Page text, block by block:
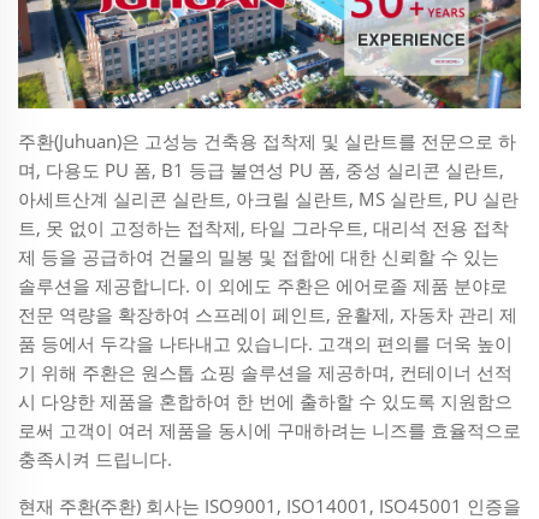
주환(Juhuan)은 고성능 건축용 접착제 및 실란트를 전문으로 하
며, 다용도 PU 폼, B1 등급 불연성 PU 폼, 중성 실리콘 실란트,
아세트산계 실리콘 실란트, 아크릴 실란트, MS 실란트, PU 실란
트, 못 없이 고정하는 접착제, 타일 그라우트, 대리석 전용 접착
제 등을 공급하여 건물의 밀봉 및 접합에 대한 신뢰할 수 있는
솔루션을 제공합니다. 이 외에도 주환은 에어로졸 제품 분야로
전문 역량을 확장하여 스프레이 페인트, 윤활제, 자동차 관리 제
품 등에서 두각을 나타내고 있습니다. 고객의 편의를 더욱 높이
기 위해 주환은 원스톱 쇼핑 솔루션을 제공하며, 컨테이너 선적
시 다양한 제품을 혼합하여 한 번에 출하할 수 있도록 지원함으
로써 고객이 여러 제품을 동시에 구매하려는 니즈를 효율적으로
충족시켜 드립니다.
현재 주환(주환) 회사는 ISO9001, ISO14001, ISO45001 인증을